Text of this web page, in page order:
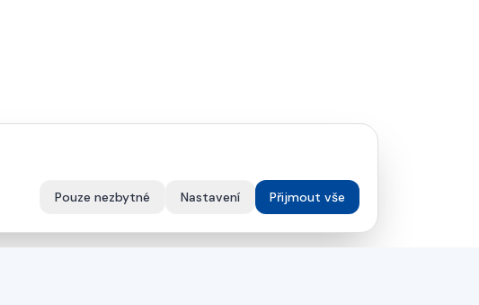
Pouze nezbytné Nastavení Přijmout vše